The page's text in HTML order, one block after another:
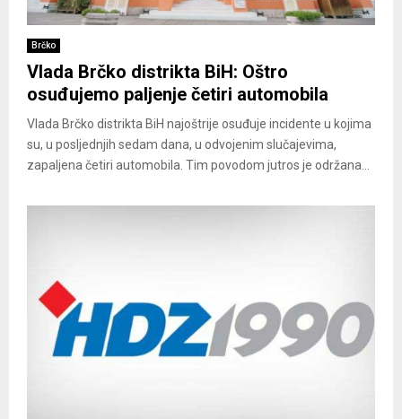
Brčko
Vlada Brčko distrikta BiH: Oštro
osuđujemo paljenje četiri automobila
Vlada Brčko distrikta BiH najoštrije osuđuje incidente u kojima
su, u posljednjih sedam dana, u odvojenim slučajevima,
zapaljena četiri automobila. Tim povodom jutros je održana...